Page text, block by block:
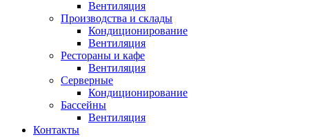
Вентиляция
Производства и склады
Кондиционирование
Вентиляция
Рестораны и кафе
Вентиляция
Серверные
Кондиционирование
Бассейны
Вентиляция
Контакты